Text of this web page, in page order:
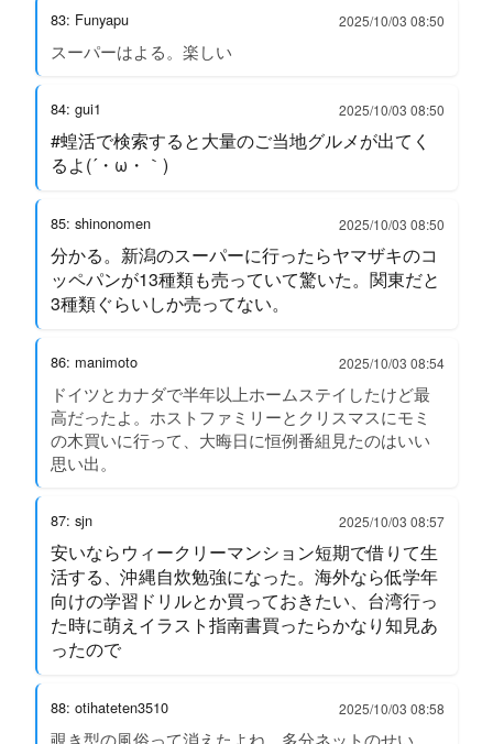
83: Funyapu 2025/10/03 08:50
スーパーはよる。楽しい
84: gui1 2025/10/03 08:50
#蝗活で検索すると大量のご当地グルメが出てく
るよ(´・ω・｀)
85: shinonomen 2025/10/03 08:50
分かる。新潟のスーパーに行ったらヤマザキのコ
ッペパンが13種類も売っていて驚いた。関東だと
3種類ぐらいしか売ってない。
86: manimoto 2025/10/03 08:54
ドイツとカナダで半年以上ホームステイしたけど最
高だったよ。ホストファミリーとクリスマスにモミ
の木買いに行って、大晦日に恒例番組見たのはいい
思い出。
87: sjn 2025/10/03 08:57
安いならウィークリーマンション短期で借りて生
活する、沖縄自炊勉強になった。海外なら低学年
向けの学習ドリルとか買っておきたい、台湾行っ
た時に萌えイラスト指南書買ったらかなり知見あ
ったので
88: otihateten3510 2025/10/03 08:58
覗き型の風俗って消えたよね、多分ネットのせい